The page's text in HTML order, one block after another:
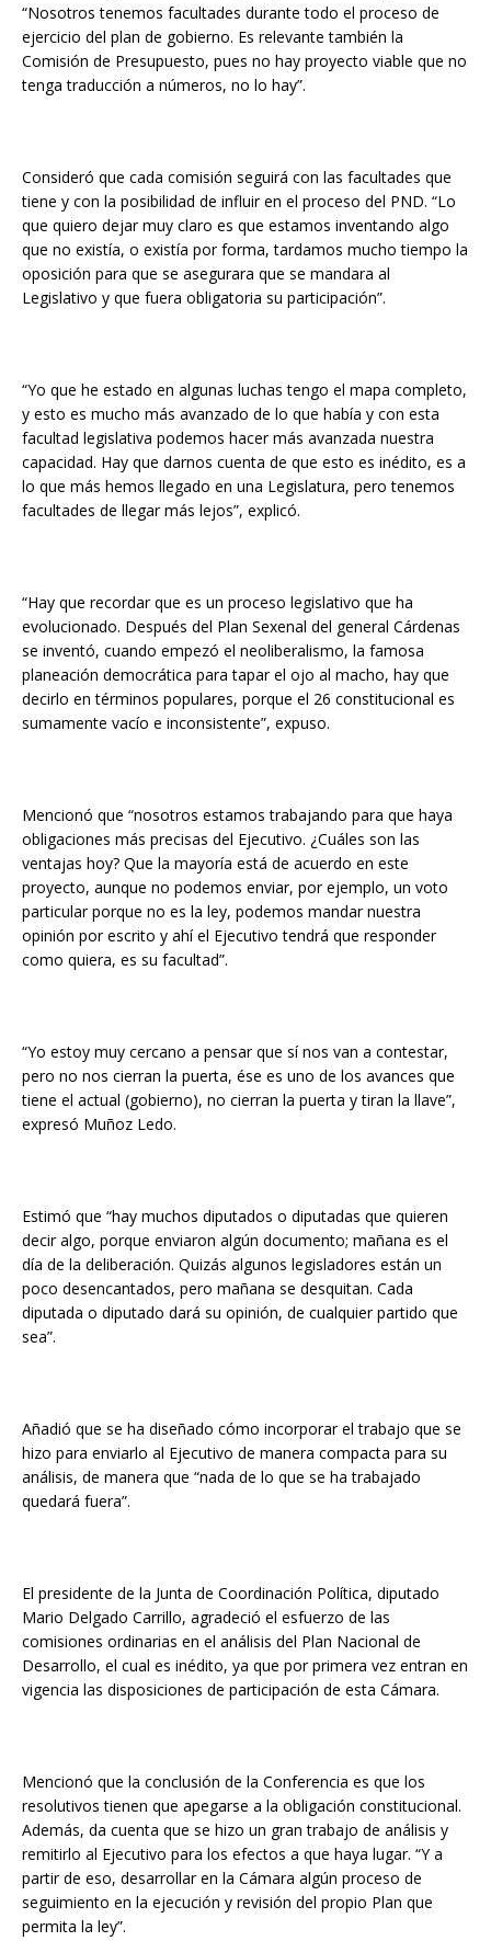
“Nosotros tenemos facultades durante todo el proceso de
ejercicio del plan de gobierno. Es relevante también la
Comisión de Presupuesto, pues no hay proyecto viable que no
tenga traducción a números, no lo hay”.
Consideró que cada comisión seguirá con las facultades que
tiene y con la posibilidad de influir en el proceso del PND. “Lo
que quiero dejar muy claro es que estamos inventando algo
que no existía, o existía por forma, tardamos mucho tiempo la
oposición para que se asegurara que se mandara al
Legislativo y que fuera obligatoria su participación”.
“Yo que he estado en algunas luchas tengo el mapa completo,
y esto es mucho más avanzado de lo que había y con esta
facultad legislativa podemos hacer más avanzada nuestra
capacidad. Hay que darnos cuenta de que esto es inédito, es a
lo que más hemos llegado en una Legislatura, pero tenemos
facultades de llegar más lejos”, explicó.
“Hay que recordar que es un proceso legislativo que ha
evolucionado. Después del Plan Sexenal del general Cárdenas
se inventó, cuando empezó el neoliberalismo, la famosa
planeación democrática para tapar el ojo al macho, hay que
decirlo en términos populares, porque el 26 constitucional es
sumamente vacío e inconsistente”, expuso.
Mencionó que “nosotros estamos trabajando para que haya
obligaciones más precisas del Ejecutivo. ¿Cuáles son las
ventajas hoy? Que la mayoría está de acuerdo en este
proyecto, aunque no podemos enviar, por ejemplo, un voto
particular porque no es la ley, podemos mandar nuestra
opinión por escrito y ahí el Ejecutivo tendrá que responder
como quiera, es su facultad”.
“Yo estoy muy cercano a pensar que sí nos van a contestar,
pero no nos cierran la puerta, ése es uno de los avances que
tiene el actual (gobierno), no cierran la puerta y tiran la llave”,
expresó Muñoz Ledo.
Estimó que “hay muchos diputados o diputadas que quieren
decir algo, porque enviaron algún documento; mañana es el
día de la deliberación. Quizás algunos legisladores están un
poco desencantados, pero mañana se desquitan. Cada
diputada o diputado dará su opinión, de cualquier partido que
sea”.
Añadió que se ha diseñado cómo incorporar el trabajo que se
hizo para enviarlo al Ejecutivo de manera compacta para su
análisis, de manera que “nada de lo que se ha trabajado
quedará fuera”.
El presidente de la Junta de Coordinación Política, diputado
Mario Delgado Carrillo, agradeció el esfuerzo de las
comisiones ordinarias en el análisis del Plan Nacional de
Desarrollo, el cual es inédito, ya que por primera vez entran en
vigencia las disposiciones de participación de esta Cámara.
Mencionó que la conclusión de la Conferencia es que los
resolutivos tienen que apegarse a la obligación constitucional.
Además, da cuenta que se hizo un gran trabajo de análisis y
remitirlo al Ejecutivo para los efectos a que haya lugar. “Y a
partir de eso, desarrollar en la Cámara algún proceso de
seguimiento en la ejecución y revisión del propio Plan que
permita la ley”.